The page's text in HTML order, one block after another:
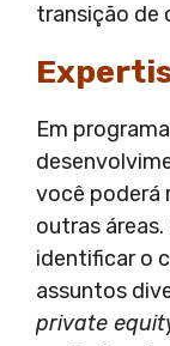
transição de
Em
você poderá
outras
identificar o
assuntos
private